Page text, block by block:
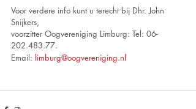
Voor verdere info kunt u terecht bij Dhr. John
Snijkers,
voorzitter Oogvereniging Limburg: Tel: 06-
202.483.77.
Email: limburg@oogvereniging.nl